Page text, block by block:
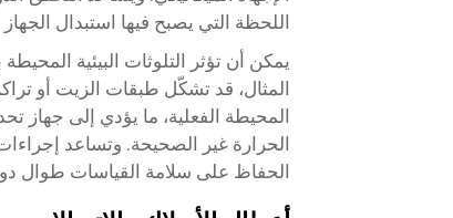
اللحظة التي يصبح فيها استبدال
يمكن أن تؤثر التلوثات البيئية
المثال، قد تشكّل طبقات الزيت أو
المحيطة الفعلية، ما يؤدي إلى جهاز
الحرارة غير الصحيحة. وتساعد
الحفاظ على سلامة القياسات طوال